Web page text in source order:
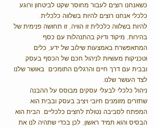
כשאנחנו רוצים לעבור מחוסר שקט לביטחון ורוגע
כלכלי אנחנו רוצים להיות בשלווה כלכלית.
להיות בשלווה כלכלית זו הוויה, זו תחושה פנימית של
בהירות, מיקוד ודיוק בהתנהלות עם כסף
המתאפשרת באמצעות שילוב של ידע, כלים
וטכניקות מעשיות לניהול חכם של הכסף בעסק
ובבית עם דרך חיים והרגלים התומכים  באושר שלנו
לצד העושר שלנו.
ניהול כלכלי לבעלי עסקים מבוסס על ההבנה
שתזרים מזומנים חיובי ויציב בעסק ובבית הוא
המפתח לסביבה נטולת לחצים כלכליים. הבית הוא
הבסיס והוא תמיד ראשון, לכן בכדי שתהיה לנו את